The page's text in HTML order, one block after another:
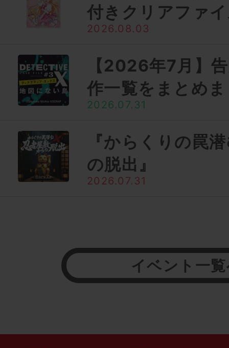
付きクリアファ
2026.08.03
【2026年7月】
作一覧をまとめ
2026.07.31
『からくりの罠
の脱出』
2026.07.31
イベント一